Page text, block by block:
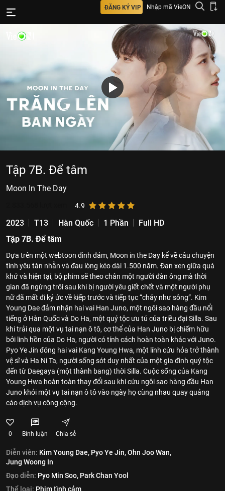
ĐĂNG KÝ VIP Nhập mã VieON
Tập 7B. Để tâm
Moon In The Day
4.9
2023 T13 Hàn Quốc 1 Phần
Full HD
Tập 7B. Để tâm
Dựa trên một webtoon đình đám, Moon in the Day kể về câu chuyện
tình yêu tàn nhẫn và đau lòng kéo dài 1.500 năm. Đan xen giữa quá
khứ và hiện tại, bộ phim sẽ theo chân một người đàn ông mà thời
gian đã ngừng trôi sau khi bị người yêu giết chết và một người phụ
nữ đã mất đi ký ức về kiếp trước và tiếp tục “chảy như sông”. Kim
Young Dae đảm nhận hai vai Han Juno, một ngôi sao hàng đầu nổi
tiếng ở Hàn Quốc và Do Ha, một quý tộc ưu tú của triều đại Silla. Sau
khi trải qua một vụ tai nạn ô tô, cơ thể của Han Juno bị chiếm hữu
bởi linh hồn của Do Ha, người có tính cách hoàn toàn khác với Juno.
Pyo Ye Jin đóng hai vai Kang Young Hwa, một lính cứu hỏa trở thành
vệ sĩ và Ha Ni Ta, người sống sót duy nhất của một gia đình quý tộc
đến từ Daegaya (một thành bang) thời Silla. Cuộc sống của Kang
Young Hwa hoàn toàn thay đổi sau khi cứu ngôi sao hàng đầu Han
Juno khỏi một vụ tai nạn ô tô vào ngày họ cùng nhau quay quảng
cáo dịch vụ công cộng.
0 Bình luận Chia sẻ
Diễn viên: Kim Young Dae, Pyo Ye Jin,Ohn Joo Wan,
Jung Woong In
Đạo diễn: Pyo Min Soo, Park Chan Yool
Thể loại: Phim tình cảm